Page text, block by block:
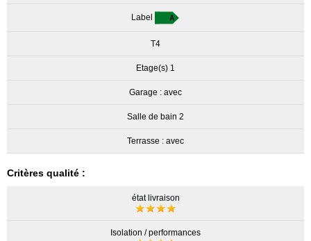
Label
T4
Etage(s) 1
Garage : avec
Salle de bain 2
Terrasse : avec
Critères qualité :
état livraison
Isolation / performances